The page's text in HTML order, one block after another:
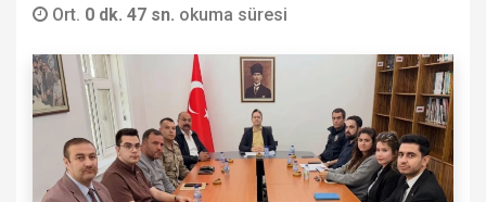
Ort. 0 dk. 47 sn. okuma süresi